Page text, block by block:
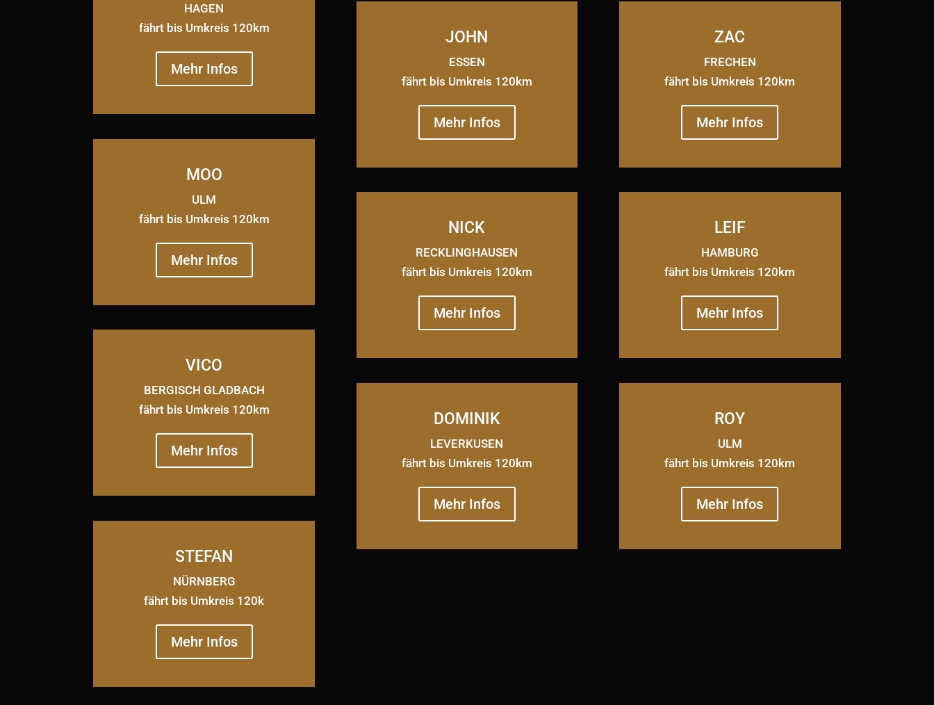
HAGEN
fährt bis Umkreis 120km
Mehr Infos
MOO
ULM
fährt bis Umkreis 120km
Mehr Infos
VICO
BERGISCH GLADBACH
fährt bis Umkreis 120km
Mehr Infos
STEFAN
NÜRNBERG
fährt bis Umkreis 120k
Mehr Infos
JOHN
ESSEN
fährt bis Umkreis 120km
Mehr Infos
NICK
RECKLINGHAUSEN
fährt bis Umkreis 120km
Mehr Infos
DOMINIK
LEVERKUSEN
fährt bis Umkreis 120km
Mehr Infos
ZAC
FRECHEN
fährt bis Umkreis 120km
Mehr Infos
LEIF
HAMBURG
fährt bis Umkreis 120km
Mehr Infos
ROY
ULM
fährt bis Umkreis 120km
Mehr Infos